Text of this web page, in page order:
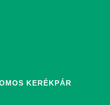
KERÉKPÁR